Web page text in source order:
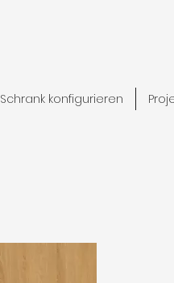
Schrank konfigurieren